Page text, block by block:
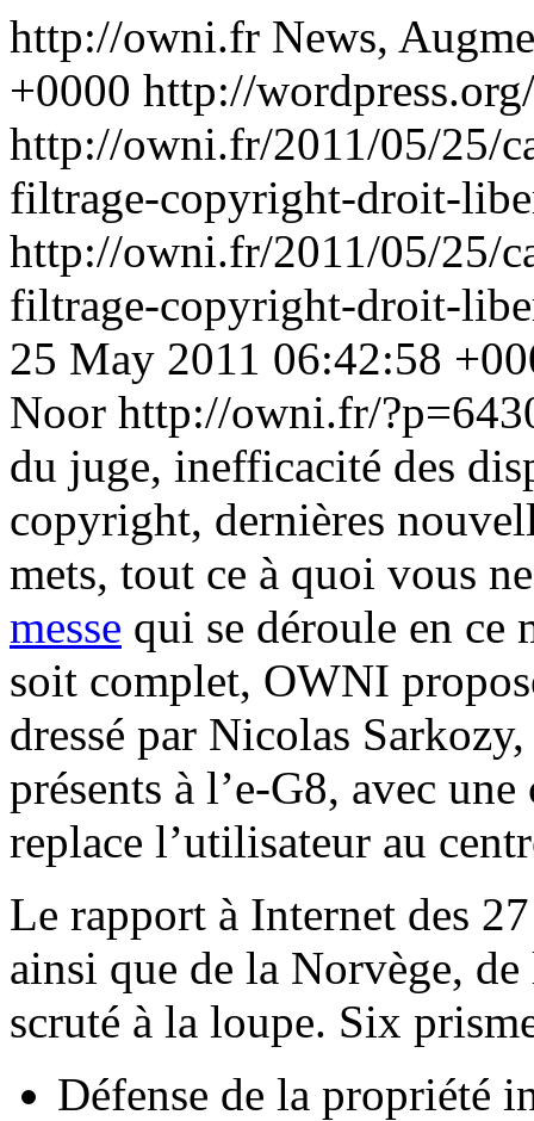
http://owni.fr News,
+0000 http://
http://owni.fr/2011/05/25/
filtrage-copyright-droit-
http://owni.fr/2011/05/25/
filtrage-copyright-droit-
25 May 2011 06:42:58
Noor http://owni.fr/
du juge, inefficacité des
copyright, dernières
mets, tout ce à quoi vous
messe qui se déroule en ce
soit complet, OWNI
dressé par Nicolas
présents à l’e-G8, avec
replace l’utilisateur au
Le rapport à Internet des
ainsi que de la Norvège, de
scruté à la loupe. Six
Défense de la propriété